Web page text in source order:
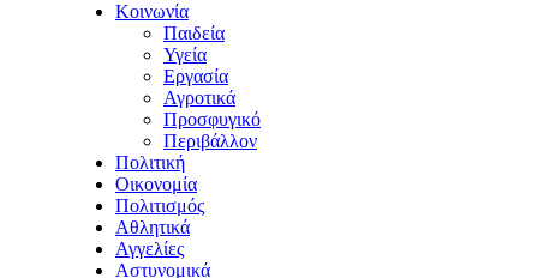
Κοινωνία
Παιδεία
Υγεία
Εργασία
Αγροτικά
Προσφυγικό
Περιβάλλον
Πολιτική
Οικονομία
Πολιτισμός
Αθλητικά
Αγγελίες
Αστυνομικά